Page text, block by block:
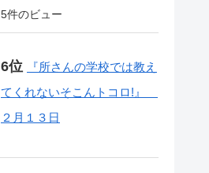
5件のビュー
『所さんの学校では教え
てくれないそこんトコロ!』
２月１３日